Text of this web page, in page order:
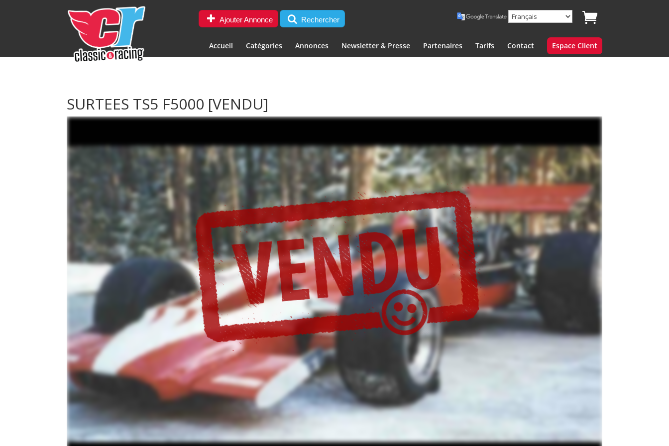
Ajouter Annonce Rechercher
Accueil Catégories Annonces Newsletter & Presse Partenaires Tarifs Contact Espace Client
SURTEES TS5 F5000 [VENDU]